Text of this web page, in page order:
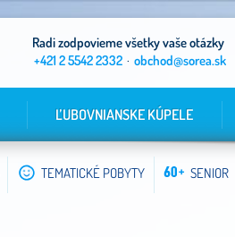
Radi zodpovieme všetky vaše otázky
+421 2 5542 2332 · obchod@sorea.sk
ĽUBOVNIANSKE KÚPELE
TEMATICKÉ POBYTY SENIOR